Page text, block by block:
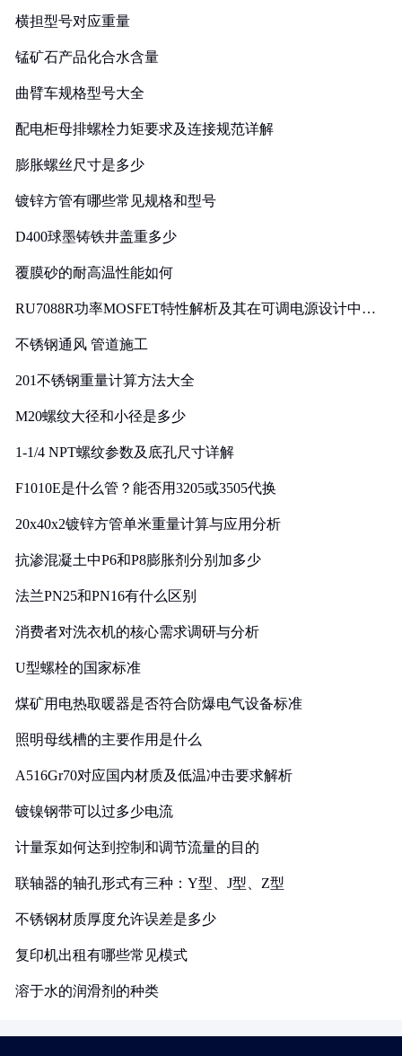
横担型号对应重量
锰矿石产品化合水含量
曲臂车规格型号大全
配电柜母排螺栓力矩要求及连接规范详解
膨胀螺丝尺寸是多少
镀锌方管有哪些常见规格和型号
D400球墨铸铁井盖重多少
覆膜砂的耐高温性能如何
RU7088R功率MOSFET特性解析及其在可调电源设计中的
不锈钢通风 管道施工
201不锈钢重量计算方法大全
M20螺纹大径和小径是多少
1-1/4 NPT螺纹参数及底孔尺寸详解
F1010E是什么管？能否用3205或3505代换
20x40x2镀锌方管单米重量计算与应用分析
抗渗混凝土中P6和P8膨胀剂分别加多少
法兰PN25和PN16有什么区别
消费者对洗衣机的核心需求调研与分析
U型螺栓的国家标准
煤矿用电热取暖器是否符合防爆电气设备标准
照明母线槽的主要作用是什么
A516Gr70对应国内材质及低温冲击要求解析
镀镍钢带可以过多少电流
计量泵如何达到控制和调节流量的目的
联轴器的轴孔形式有三种：Y型、J型、Z型
不锈钢材质厚度允许误差是多少
复印机出租有哪些常见模式
溶于水的润滑剂的种类